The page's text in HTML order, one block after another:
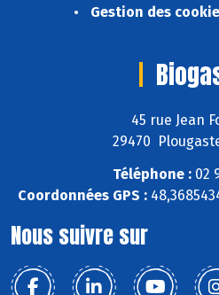
Gestion des
45 rue Jean
29470
Téléphone :02
Coordonnées GPS :
Nous suivre sur